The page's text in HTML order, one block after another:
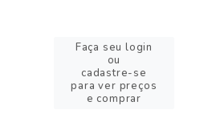
Faça seu login
ou
cadastre-se
para ver preços
e comprar